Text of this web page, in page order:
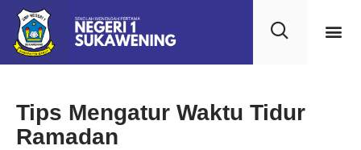
Tips Mengatur Waktu Tidur
Ramadan